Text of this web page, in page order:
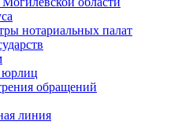
нотариальных палат
юрлиц
обращений
линия